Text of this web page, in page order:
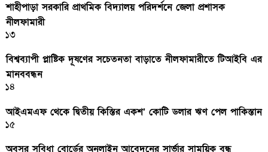
শাহীপাড়া সরকারি প্রাথমিক বিদ্যালয় পরিদর্শনে জেলা প্রশাসক
নীলফামারী
১৩
বিশ্বব্যাপী প্লাষ্টিক দূষণের সচেতনতা বাড়াতে নীলফামারীতে টিআইবি এর
মানববন্ধন
১৪
আইএমএফ থেকে দ্বিতীয় কিস্তির একশ’ কোটি ডলার ঋণ পেল পাকিস্তান
১৫
অবসর সুবিধা বোর্ডের অনলাইন আবেদনের সার্ভার সাময়িক বন্ধ